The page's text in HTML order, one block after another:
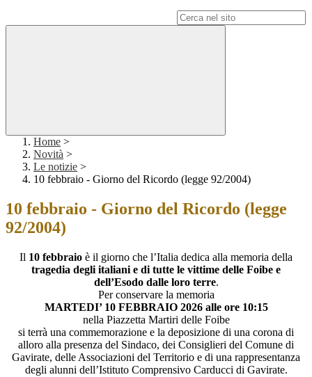
Home >
Novità >
Le notizie >
10 febbraio - Giorno del Ricordo (legge 92/2004)
10 febbraio - Giorno del Ricordo (legge
92/2004)
Il 10 febbraio è il giorno che l’Italia dedica alla memoria della
tragedia degli italiani e di tutte le vittime delle Foibe e
dell’Esodo dalle loro terre.
Per conservare la memoria
MARTEDI’ 10 FEBBRAIO 2026 alle ore 10:15
nella Piazzetta Martiri delle Foibe
si terrà una commemorazione e la deposizione di una corona di
alloro alla presenza del Sindaco, dei Consiglieri del Comune di
Gavirate, delle Associazioni del Territorio e di una rappresentanza
degli alunni dell’Istituto Comprensivo Carducci di Gavirate.